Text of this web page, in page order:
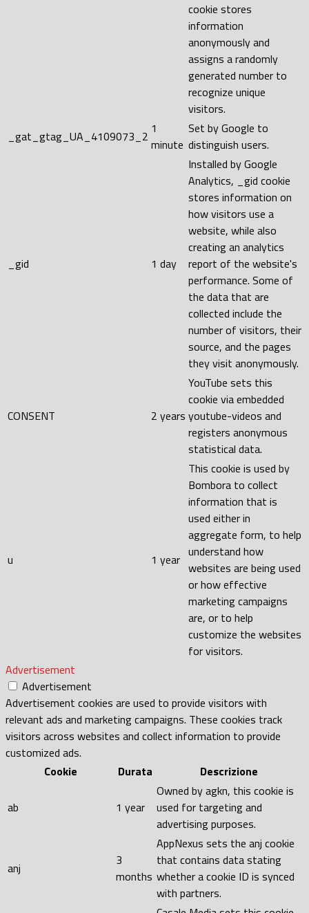
cookie stores
information
anonymously and
assigns a randomly
generated number to
recognize unique
visitors.
_gat_gtag_UA_4109073_2 1
minute
Set by Google to
distinguish users.
_gid 1 day
Installed by Google
Analytics, _gid cookie
stores information on
how visitors use a
website, while also
creating an analytics
report of the website's
performance. Some of
the data that are
collected include the
number of visitors, their
source, and the pages
they visit anonymously.
CONSENT 2 years
YouTube sets this
cookie via embedded
youtube-videos and
registers anonymous
statistical data.
u 1 year
This cookie is used by
Bombora to collect
information that is
used either in
aggregate form, to help
understand how
websites are being used
or how effective
marketing campaigns
are, or to help
customize the websites
for visitors.
Advertisement
Advertisement
Advertisement cookies are used to provide visitors with
relevant ads and marketing campaigns. These cookies track
visitors across websites and collect information to provide
customized ads.
Cookie
Durata Descrizione
ab 1 year
Owned by agkn, this cookie is
used for targeting and
advertising purposes.
anj
3
months
AppNexus sets the anj cookie
that contains data stating
whether a cookie ID is synced
with partners.